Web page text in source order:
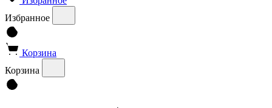
Избранное
Корзина
Корзина